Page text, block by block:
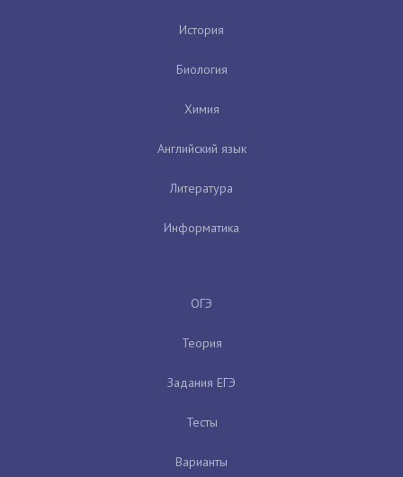
История
Биология
Химия
Английский язык
Литература
Информатика
ОГЭ
Теория
Задания ЕГЭ
Тесты
Варианты